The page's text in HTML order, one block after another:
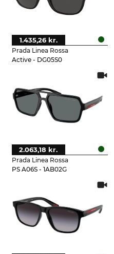
Prada Linea Rossa
Active - DG05S0
1.435,26 kr.
Prada Linea Rossa
PS A06S - 1AB02G
2.063,18 kr.